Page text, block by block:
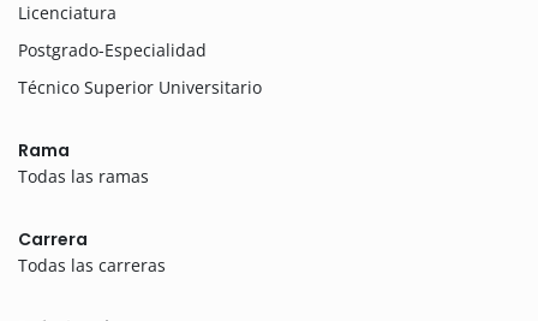
Licenciatura
Postgrado-Especialidad
Técnico Superior Universitario
Rama
Todas las ramas
Carrera
Todas las carreras